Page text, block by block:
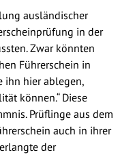
ausländischer
in der
Zwar könnten
Führerschein in
ihn hier ablegen,
können.“ Diese
Prüflinge aus dem
auch in ihrer
der